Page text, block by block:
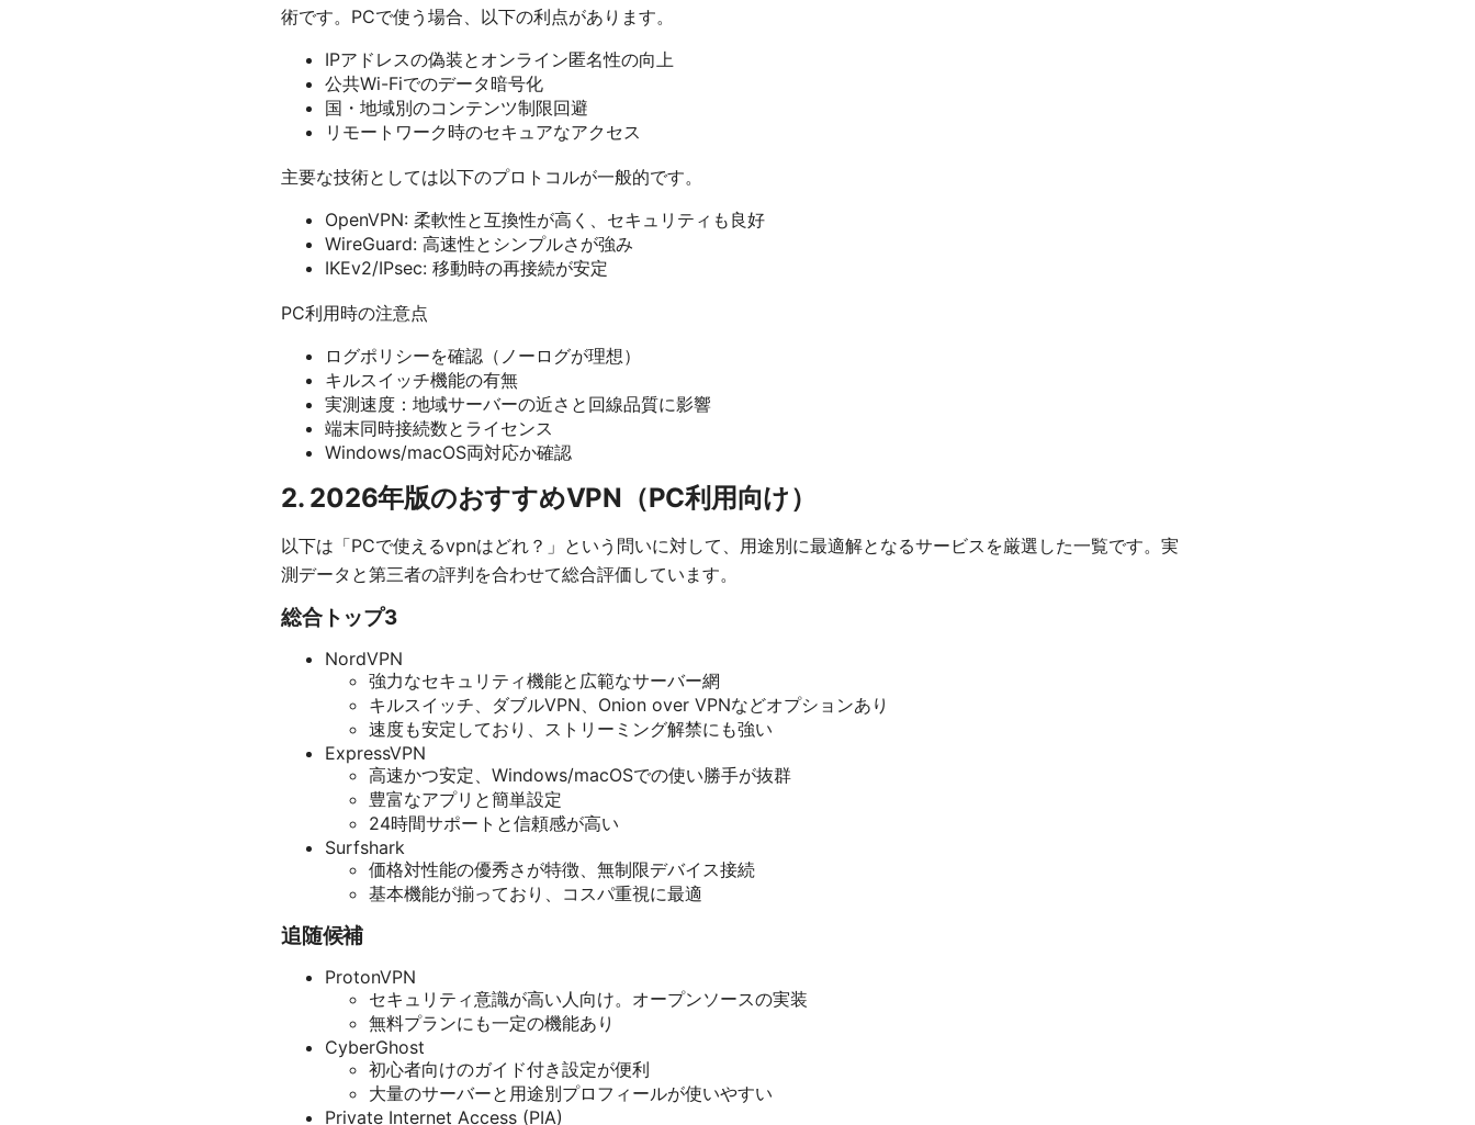
術です。PCで使う場合、以下の利点があります。
IPアドレスの偽装とオンライン匿名性の向上
公共Wi-Fiでのデータ暗号化
国・地域別のコンテンツ制限回避
リモートワーク時のセキュアなアクセス
主要な技術としては以下のプロトコルが一般的です。
OpenVPN: 柔軟性と互換性が高く、セキュリティも良好
WireGuard: 高速性とシンプルさが強み
IKEv2/IPsec: 移動時の再接続が安定
PC利用時の注意点
ログポリシーを確認（ノーログが理想）
キルスイッチ機能の有無
実測速度：地域サーバーの近さと回線品質に影響
端末同時接続数とライセンス
Windows/macOS両対応か確認
2. 2026年版のおすすめVPN（PC利用向け）
以下は「PCで使えるvpnはどれ？」という問いに対して、用途別に最適解となるサービスを厳選した一覧です。実
測データと第三者の評判を合わせて総合評価しています。
総合トップ3
NordVPN
強力なセキュリティ機能と広範なサーバー網
キルスイッチ、ダブルVPN、Onion over VPNなどオプションあり
速度も安定しており、ストリーミング解禁にも強い
ExpressVPN
高速かつ安定、Windows/macOSでの使い勝手が抜群
豊富なアプリと簡単設定
24時間サポートと信頼感が高い
Surfshark
価格対性能の優秀さが特徴、無制限デバイス接続
基本機能が揃っており、コスパ重視に最適
追随候補
ProtonVPN
セキュリティ意識が高い人向け。オープンソースの実装
無料プランにも一定の機能あり
CyberGhost
初心者向けのガイド付き設定が便利
大量のサーバーと用途別プロフィールが使いやすい
Private Internet Access (PIA)